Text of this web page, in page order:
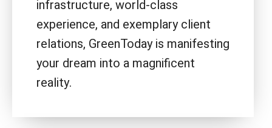
infrastructure, world-class
experience, and exemplary client
relations, GreenToday is manifesting
your dream into a magnificent
reality.